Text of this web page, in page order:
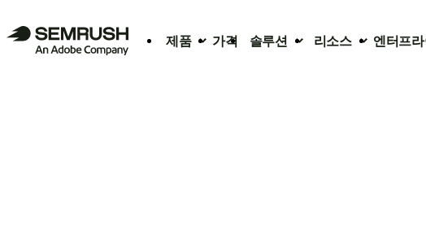
제품 가격 솔루션 리소스 엔터프